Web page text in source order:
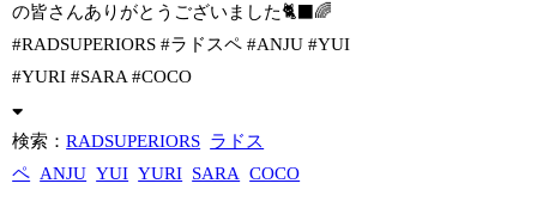
の皆さんありがとうございました🐈‍⬛🌈
#RADSUPERIORS #ラドスペ #ANJU #YUI
#YURI #SARA #COCO
検索：RADSUPERIORS ラドス
ペ ANJU YUI YURI SARA COCO